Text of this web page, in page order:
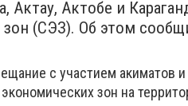
Актобе и
(СЭЗ). Об этом
с участием акиматов
зон на